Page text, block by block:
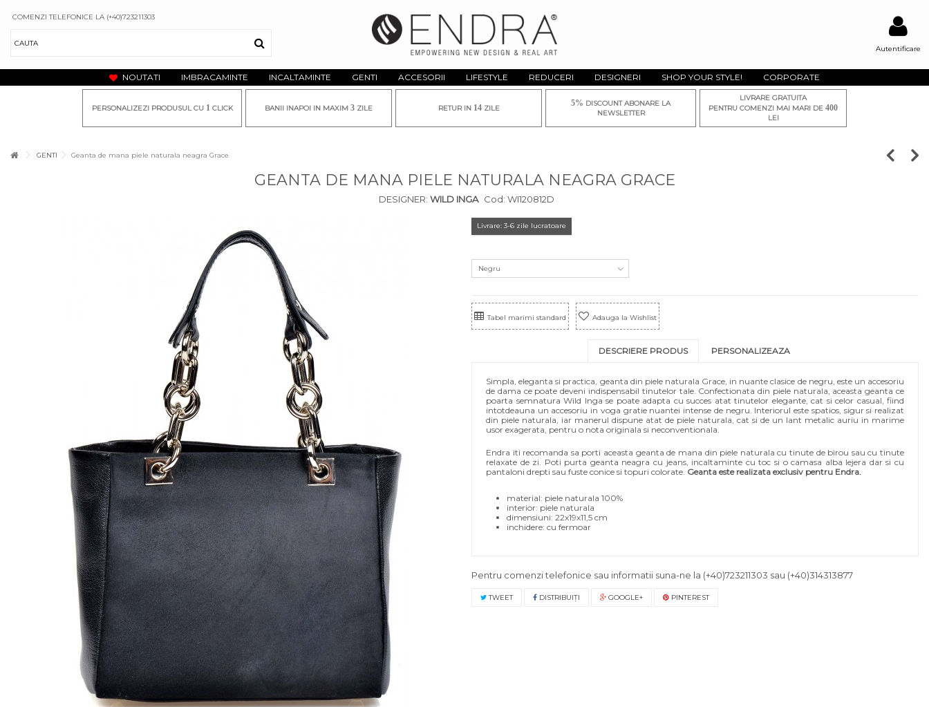
Autentificare
COMENZI TELEFONICE LA (+40)723211303
NOUTATI IMBRACAMINTE INCALTAMINTE GENTI ACCESORII LIFESTYLE REDUCERI DESIGNERI SHOP YOUR STYLE! CORPORATE
PERSONALIZEZI PRODUSUL CU 1CLICK BANII INAPOI IN MAXIM 3 ZILE RETUR IN 14ZILE
5% DISCOUNT ABONARE LA
NEWSLETTER
LIVRARE GRATUITA
PENTRU COMENZI MAI MARI DE 400
LEI
GENTI Geanta de mana piele naturala neagra Grace
GEANTA DE MANA PIELE NATURALA NEAGRA GRACE
DESIGNER: WILD INGA Cod: WI120812D
Livrare: 3-6 zile lucratoare
Negru
Tabel marimi standard Adauga la Wishlist
DESCRIERE PRODUS PERSONALIZEAZA
Simpla, eleganta si practica, geanta din piele naturala Grace, in nuante clasice de negru, este un accesoriu
de dama ce poate deveni indispensabil tinutelor tale. Confectionata din piele naturala, aceasta geanta ce
poarta semnatura Wild Inga se poate adapta cu succes atat tinutelor elegante, cat si celor casual, fiind
intotdeauna un accesoriu in voga gratie nuantei intense de negru. Interiorul este spatios, sigur si realizat
din piele naturala, iar manerul dispune atat de piele naturala, cat si de un lant metalic auriu in marime
usor exagerata, pentru o nota originala si neconventionala.
Endra iti recomanda sa porti aceasta geanta de mana din piele naturala cu tinute de birou sau cu tinute
relaxate de zi. Poti purta geanta neagra cu jeans, incaltaminte cu toc si o camasa alba lejera dar si cu
pantaloni drepti sau fuste conice si topuri colorate. Geanta este realizata exclusiv pentru Endra.
material: piele naturala 100%
interior: piele naturala
dimensiuni: 22x19x11,5 cm
inchidere: cu fermoar
Pentru comenzi telefonice sau informatii suna-ne la (+40)723211303 sau (+40)314313877
TWEET DISTRIBUIŢI GOOGLE+ PINTEREST